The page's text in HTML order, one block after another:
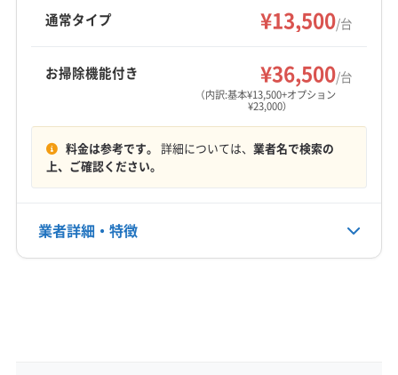
電話番号
公式HP
通常タイプ ¥13,500/台
お掃除機能付き ¥36,500/台
（内訳:基本¥13,500+オプション
¥23,000）
料金は参考です。 詳細については、 業者名で検索の
上、ご確認ください。
業者詳細・特徴